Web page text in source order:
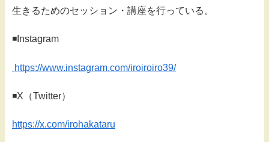
生きるためのセッション・講座を行っている。
◾️Instagram
https://www.instagram.com/iroiroiro39/
◾️X（Twitter）
https://x.com/irohakataru